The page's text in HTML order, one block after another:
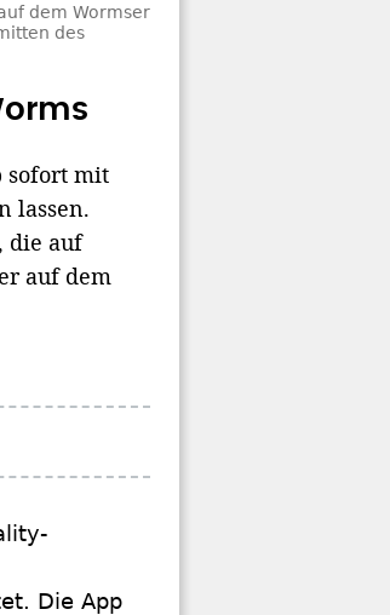
dem Wormser
des
sofort mit
lassen.
die auf
auf dem
Die App